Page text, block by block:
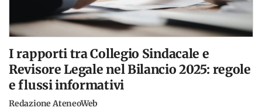
I rapporti tra Collegio Sindacale e
Revisore Legale nel Bilancio 2025: regole
e flussi informativi
Redazione AteneoWeb